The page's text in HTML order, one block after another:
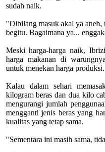
sudah naik.
"Dibilang masuk akal ya
begitu. Bagaimana ya...
Meski harga-harga naik,
harga makanan di
untuk menekan harga produksi.
Kalau dalam sehari
kilogram beras dan dua kilo
mengurangi jumlah
mengganti jenis beras yang
kualitas yang tetap sama.
"Sementara ini masih sama,